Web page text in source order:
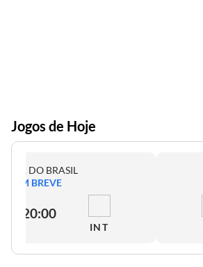
Jogos de Hoje
DO BRASIL
EM BREVE
20:00
INT